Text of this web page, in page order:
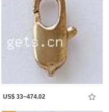
US$ 33~474.02